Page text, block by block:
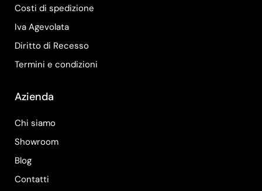
Costi di spedizione
Iva Agevolata
Diritto di Recesso
Termini e condizioni
Azienda
Chi siamo
Showroom
Blog
Contatti